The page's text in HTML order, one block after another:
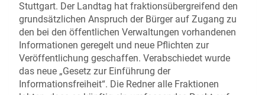
Stuttgart. Der Landtag hat fraktionsübergreifend den
grundsätzlichen Anspruch der Bürger auf Zugang zu
den bei den öffentlichen Verwaltungen vorhandenen
Informationen geregelt und neue Pflichten zur
Veröffentlichung geschaffen. Verabschiedet wurde
das neue „Gesetz zur Einführung der
Informationsfreiheit“. Die Redner alle Fraktionen